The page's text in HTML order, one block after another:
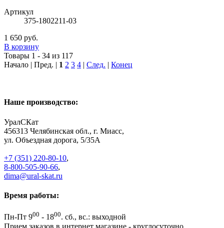
Артикул
375-1802211-03
1 650 руб.
В корзину
Товары 1 - 34 из 117
Начало | Пред. | 1 2 3 4 | След. | Конец
Наше производство:
УралСКат
456313 Челябинская обл., г. Миасс,
ул. Объездная дорога, 5/35А
+7 (351) 220-80-10,
8-800-505-90-66,
dima@ural-skat.ru
Время работы:
Пн-Пт 900 - 1800. сб., вс.: выходной
Прием заказов в интернет магазине - круглосуточно